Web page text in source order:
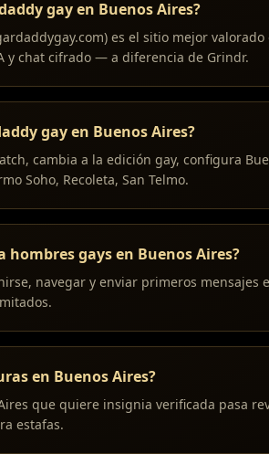
gay en Buenos Aires?
es el sitio mejor valorado
y chat cifrado — a diferencia de Grindr.
gay en Buenos Aires?
cambia a la edición gay, configura
Soho, Recoleta, San Telmo.
hombres gays en Buenos Aires?
navegar y enviar primeros mensajes
en Buenos Aires?
que quiere insignia verificada pasa
estafas.